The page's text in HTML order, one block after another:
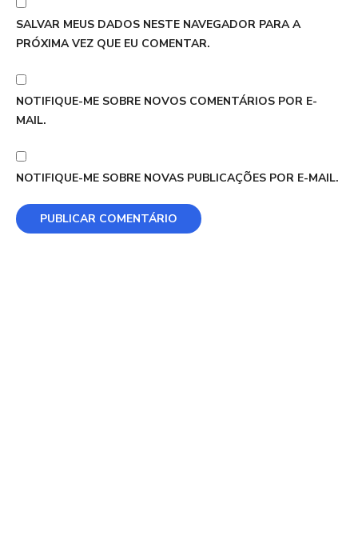
SALVAR MEUS DADOS NESTE NAVEGADOR PARA A
PRÓXIMA VEZ QUE EU COMENTAR.
NOTIFIQUE-ME SOBRE NOVOS COMENTÁRIOS POR E-
MAIL.
NOTIFIQUE-ME SOBRE NOVAS PUBLICAÇÕES POR E-MAIL.